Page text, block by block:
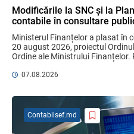
Domenii
operative în
05.08.2026
integrală a
cu legislația
03.08.2026
Modificările la SNC și la
contabile în consultare
Ministerul Finanțelor a plasat în
20 august 2026, proiectul
Ordine ale Ministrului
07.08.2026
Contabilsef.md